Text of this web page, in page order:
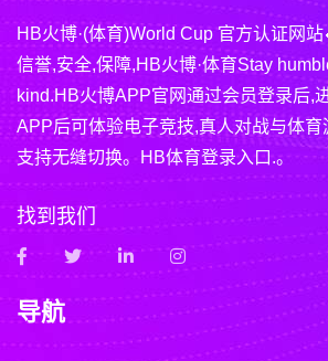
HB火博·(体育)World Cup 官方认证网
信誉,安全,保障,HB火博·体育Stay
kind.HB火博APP官网通过会员登录后,
APP后可体验电子竞技,真人对战与体育
支持无缝切换。HB体育登录入口.。
找到我们
导航